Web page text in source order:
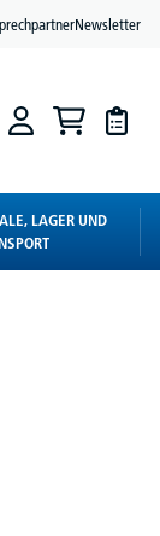
Newsletter
LAGER UND